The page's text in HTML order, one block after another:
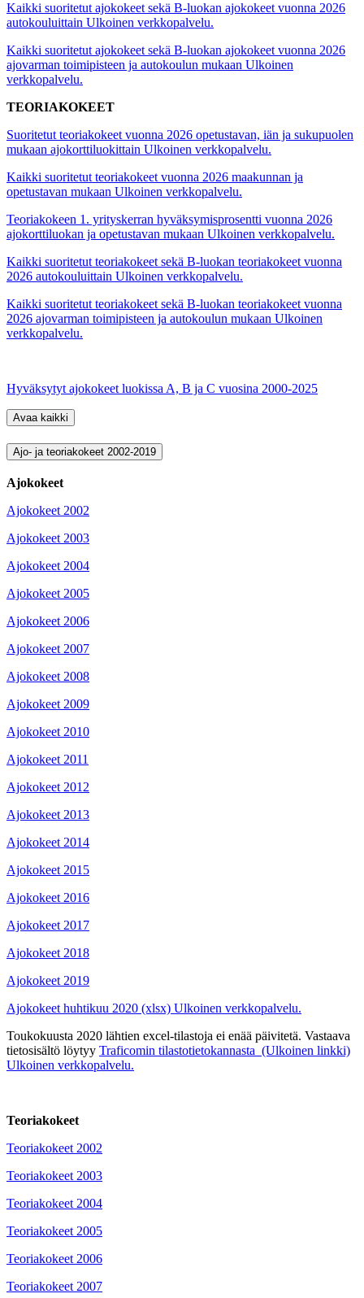
Kaikki suoritetut ajokokeet sekä B-luokan ajokokeet vuonna 2026
autokouluittain Ulkoinen verkkopalvelu.
Kaikki suoritetut ajokokeet sekä B-luokan ajokokeet vuonna 2026
ajovarman toimipisteen ja autokoulun mukaan Ulkoinen
verkkopalvelu.
TEORIAKOKEET
Suoritetut teoriakokeet vuonna 2026 opetustavan, iän ja sukupuolen
mukaan ajokorttiluokittain Ulkoinen verkkopalvelu.
Kaikki suoritetut teoriakokeet vuonna 2026 maakunnan ja
opetustavan mukaan Ulkoinen verkkopalvelu.
Teoriakokeen 1. yrityskerran hyväksymisprosentti vuonna 2026
ajokorttiluokan ja opetustavan mukaan Ulkoinen verkkopalvelu.
Kaikki suoritetut teoriakokeet sekä B-luokan teoriakokeet vuonna
2026 autokouluittain Ulkoinen verkkopalvelu.
Kaikki suoritetut teoriakokeet sekä B-luokan teoriakokeet vuonna
2026 ajovarman toimipisteen ja autokoulun mukaan Ulkoinen
verkkopalvelu.
Hyväksytyt ajokokeet luokissa A, B ja C vuosina 2000-2025
Avaa kaikki
Ajo- ja teoriakokeet 2002-2019
Ajokokeet
Ajokokeet 2002
Ajokokeet 2003
Ajokokeet 2004
Ajokokeet 2005
Ajokokeet 2006
Ajokokeet 2007
Ajokokeet 2008
Ajokokeet 2009
Ajokokeet 2010
Ajokokeet 2011
Ajokokeet 2012
Ajokokeet 2013
Ajokokeet 2014
Ajokokeet 2015
Ajokokeet 2016
Ajokokeet 2017
Ajokokeet 2018
Ajokokeet 2019
Ajokokeet huhtikuu 2020 (xlsx) Ulkoinen verkkopalvelu.
Toukokuusta 2020 lähtien excel-tilastoja ei enää päivitetä. Vastaava
tietosisältö löytyy Traficomin tilastotietokannasta (Ulkoinen linkki)
Ulkoinen verkkopalvelu.
Teoriakokeet
Teoriakokeet 2002
Teoriakokeet 2003
Teoriakokeet 2004
Teoriakokeet 2005
Teoriakokeet 2006
Teoriakokeet 2007